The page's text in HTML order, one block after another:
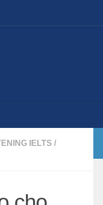
IELTS /